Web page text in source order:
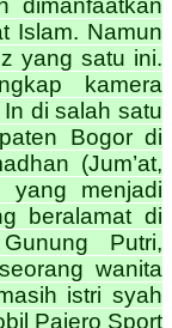
Islam. Namun
yang satu ini.
kamera
di salah satu
Bogor di
(Jum’at,
yang menjadi
beralamat di
Putri,
wanita
istri syah
Pajero Sport